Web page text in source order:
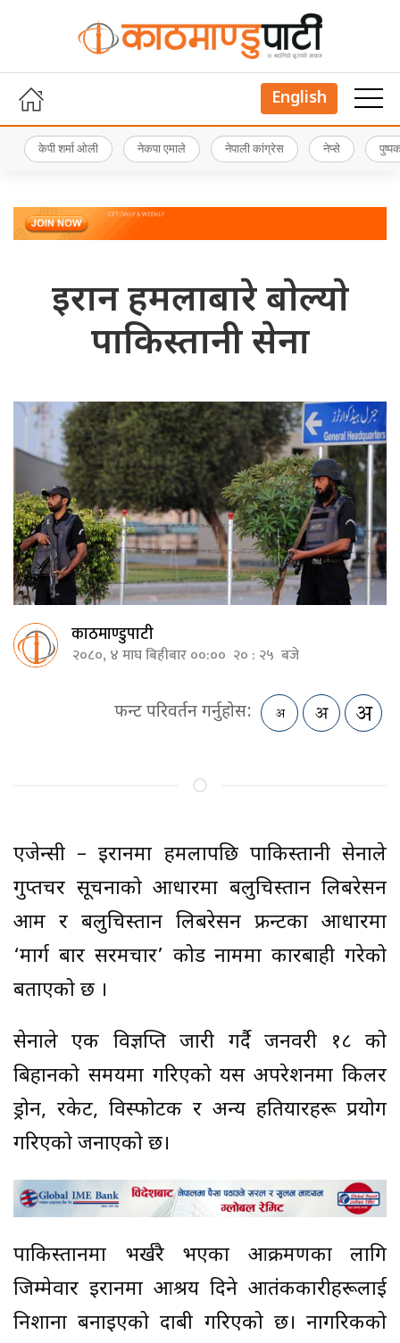
English
केपी शर्मा ओली नेकपा एमाले नेपाली कांग्रेस नेप्से
इरान हमलाबारे बाेल्याे
पाकिस्तानी सेना
काठमाण्डुपाटी
२०८०, ४ माघ बिहीबार ००:०० २० : २५ बजे
फन्ट परिवर्तन गर्नुहोस:
एजेन्सी – इरानमा हमलापछि पाकिस्तानी सेनाले
गुप्तचर सूचनाको आधारमा बलुचिस्तान लिबरेसन
आर्मी र बलुचिस्तान लिबरेसन फ्रन्टका आधारमा
‘मार्ग बार सरमचार’ कोड नाममा कारबाही गरेको
बताएको छ ।
सेनाले एक विज्ञप्ति जारी गर्दै जनवरी १८ को
बिहानको समयमा गरिएको यस अपरेशनमा किलर
ड्रोन, रकेट, विस्फोटक र अन्य हतियारहरू प्रयोग
गरिएको जनाएको छ।
पाकिस्तानमा भर्खरै भएका आक्रमणका लागि
जिम्मेवार इरानमा आश्रय दिने आतंककारीहरूलाई
निशाना बनाइएको दाबी गरिएको छ। नागरिकको